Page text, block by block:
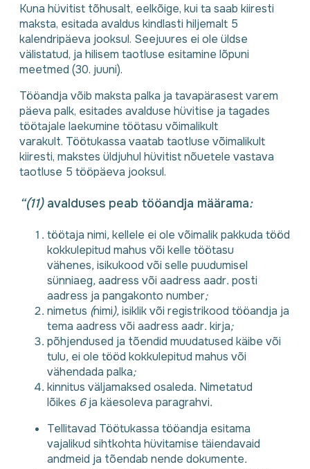
Kuna hüvitist tõhusalt, eelkõige, kui ta saab kiiresti
maksta, esitada avaldus kindlasti hiljemalt 5
kalendripäeva jooksul. Seejuures ei ole üldse
välistatud, ja hilisem taotluse esitamine lõpuni
meetmed (30. juuni).
Tööandja võib maksta palka ja tavapärasest varem
päeva palk, esitades avalduse hüvitise ja tagades
töötajale laekumine töötasu võimalikult
varakult. Töötukassa vaatab taotluse võimalikult
kiiresti, makstes üldjuhul hüvitist nõuetele vastava
taotluse 5 tööpäeva jooksul.
“(11) avalduses peab tööandja määrama:
töötaja nimi,kellele ei ole võimalik pakkuda tööd
kokkulepitud mahus või kelle töötasu
vähenes,isikukood või selle puudumisel
sünniaeg,aadress või aadress aadr. posti
aadress ja pangakonto number;
nimetus (nimi),isiklik või registrikood tööandja ja
tema aadress või aadress aadr. kirja;
põhjendused ja tõendid muudatused käibe või
tulu, ei ole tööd kokkulepitud mahus või
vähendada palka;
kinnitus väljamaksed osaleda. Nimetatud
lõikes 6ja käesoleva paragrahvi.
Tellitavad Töötukassa tööandja esitama
vajalikud sihtkohta hüvitamise täiendavaid
andmeid ja tõendab nende dokumente.